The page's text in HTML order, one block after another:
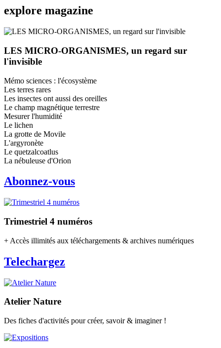
explore magazine
LES MICRO-ORGANISMES, un regard sur
l'invisible
Mémo sciences : l'écosystème
Les terres rares
Les insectes ont aussi des oreilles
Le champ magnétique terrestre
Mesurer l'humidité
Le lichen
La grotte de Movile
L'argyronète
Le quetzalcoatlus
La nébuleuse d'Orion
Abonnez-vous
Trimestriel 4 numéros
+ Accès illimités aux téléchargements & archives numériques
Telechargez
Atelier Nature
Des fiches d'activités pour créer, savoir & imaginer !